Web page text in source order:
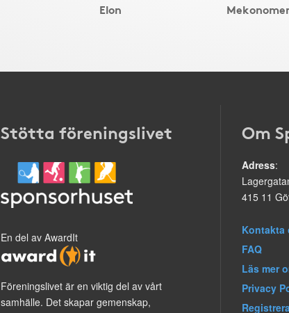
Elon
Stötta föreningslivet
En del av AwardIt
Föreningslivet är en viktig del av vårt
samhälle. Det skapar gemenskap,
Om
Adress:
415 11
Kontakta
FAQ
Läs mer
Privacy